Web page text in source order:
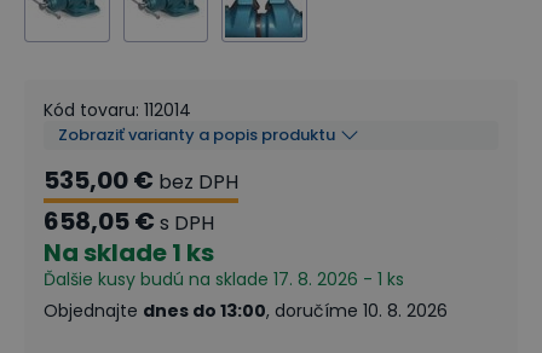
Kód tovaru: 112014
Zobraziť varianty a popis produktu
535,00 € bez DPH
658,05 € s DPH
Na sklade1 ks
Ďalšie kusy budú na sklade 17. 8. 2026 - 1 ks
Objednajte dnes do 13:00, doručíme 10. 8. 2026